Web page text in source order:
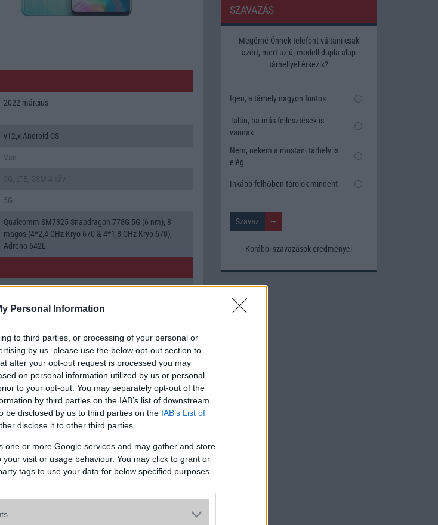
Personal Information
to third parties, or processing of your personal or
by us, please use the below opt-out section to
after your opt-out request is processed you may
on personal information utilized by us or personal
to your opt-out. You may separately opt-out of the
by third parties on the IAB’s list of downstream
be disclosed by us to third parties on the IAB’s List of
disclose it to other third parties.
one or more Google services and may gather and store
visit or usage behaviour. You may click to grant or
tags to use your data for below specified purposes
2022 március
v12,x Android OS
Van
5G
Qualcomm SM7325 Snapdragon 778G 5G (6 nm), 8
magos (4*2,4 GHz Kryo 670 & 4*1,8 GHz Kryo 670),
Adreno 642L
181
164*77*8
1080*2400
Super AmOled+
16m (24 bit)
SZAVAZÁS
Megérné Önnek telefont váltani csak
azért, mert az új modell dupla alap
tárhellyel érkezik?
Igen, a tárhely nagyon fontos
Talán, ha más fejlesztések is
vannak
Nem, nekem a mostani tárhely is
elég
Inkább felhőben tárolok mindent
Korábbi szavazások eredményei